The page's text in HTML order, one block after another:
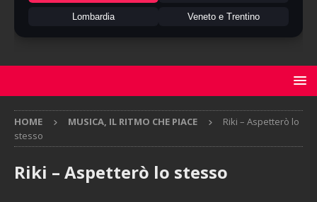
Lombardia Veneto e Trentino
HOME MUSICA, IL RITMO CHE PIACE
Riki – Aspetterò lo
stesso
Riki – Aspetterò lo stesso